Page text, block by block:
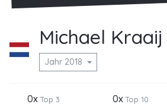
Michael Kraaij
Jahr 2018
0xTop 3 0xTop 10